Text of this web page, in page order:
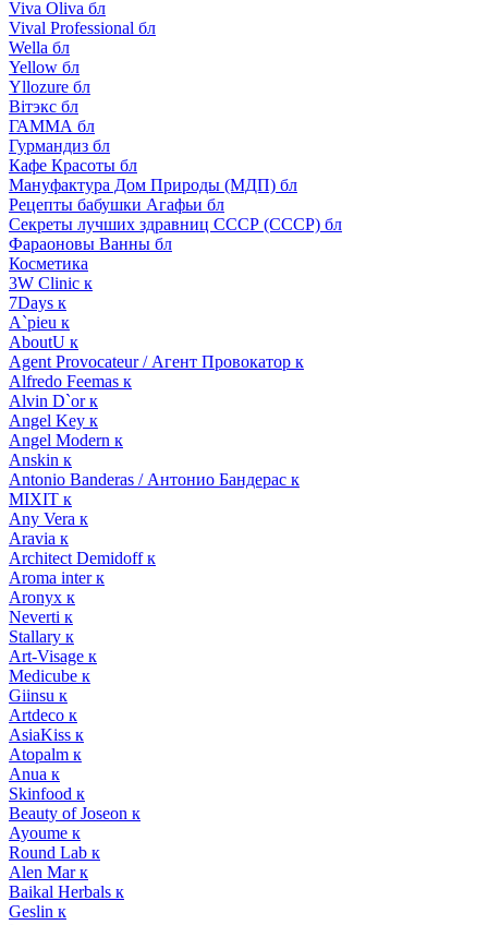
Viva Oliva бл
Vival Professional бл
Wella бл
Yellow бл
Yllozure бл
Вiтэкс бл
ГАММА бл
Гурмандиз бл
Кафе Красоты бл
Мануфактура Дом Природы (МДП) бл
Рецепты бабушки Агафьи бл
Секреты лучших здравниц СССР (СССР) бл
Фараоновы Ванны бл
Косметика
3W Clinic к
7Days к
A`pieu к
AboutU к
Agent Provocateur / Агент Провокатор к
Alfredo Feemas к
Alvin D`or к
Angel Key к
Angel Modern к
Anskin к
Antonio Banderas / Антонио Бандерас к
MIXIT к
Any Vera к
Aravia к
Architect Demidoff к
Aroma inter к
Aronyx к
Neverti к
Stallary к
Art-Visage к
Medicube к
Giinsu к
Artdeco к
AsiaKiss к
Atopalm к
Anua к
Skinfood к
Beauty of Joseon к
Ayoume к
Round Lab к
Alen Mar к
Baikal Herbals к
Geslin к